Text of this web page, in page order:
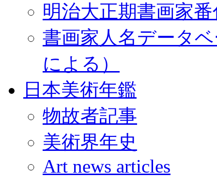
明治大正期書画家
書画家人名データ
による）
日本美術年鑑
物故者記事
美術界年史
Art news articles